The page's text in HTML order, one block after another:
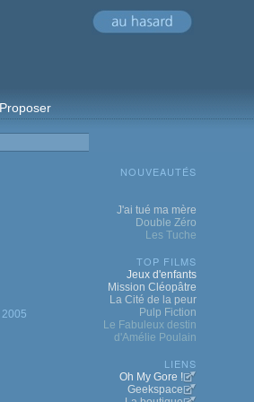
Proposer
2005
NOUVEAUTÉS
J'ai tué ma mère
Double Zéro
Les Tuche
TOP FILMS
Jeux d'enfants
Mission Cléopâtre
La Cité de la peur
Pulp Fiction
Le Fabuleux destin
d'Amélie Poulain
LIENS
Oh My Gore !
Geekspace